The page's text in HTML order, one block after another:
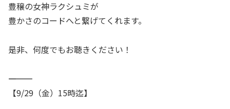
豊穣の女神ラクシュミが
豊かさのコードへと繋げてくれます。
是非、何度でもお聴きください！
――――――――――
【9/29（金）15時迄】